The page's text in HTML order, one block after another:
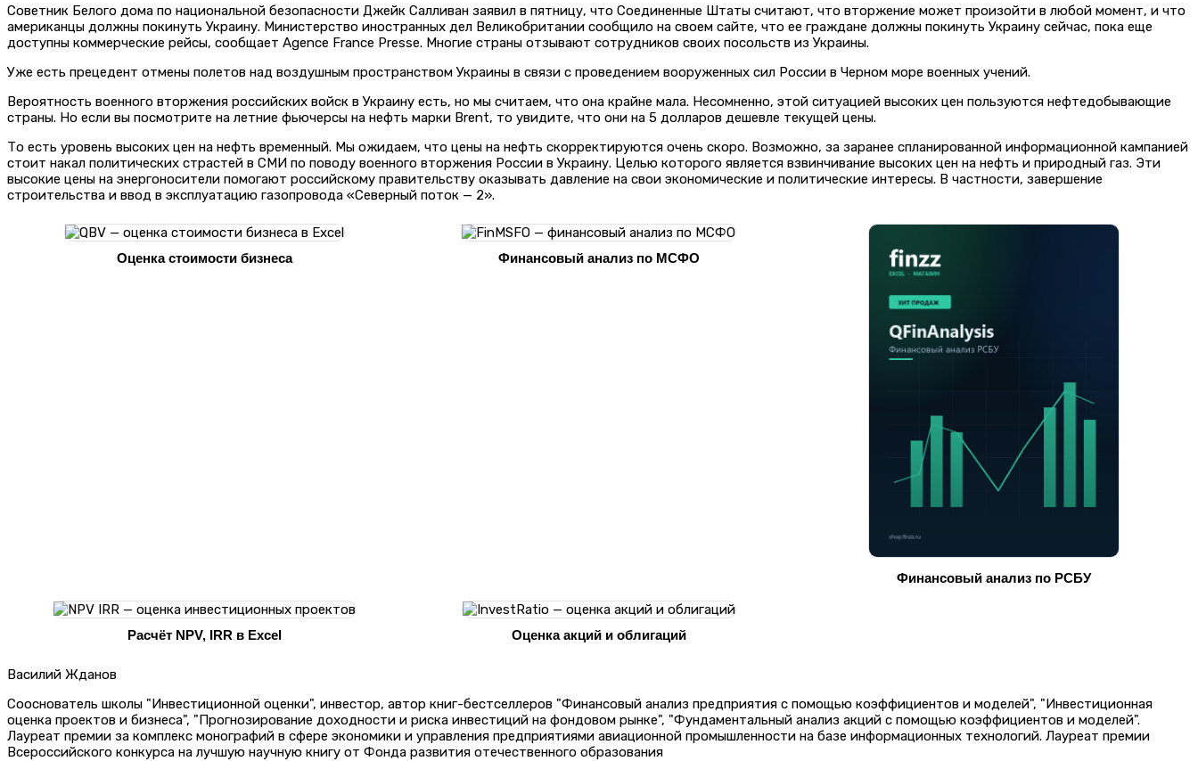
Советник Белого дома по национальной безопасности Джейк Салливан заявил в пятницу, что Соединенные Штаты считают, что вторжение может произойти в любой момент, и что
американцы должны покинуть Украину. Министерство иностранных дел Великобритании сообщило на своем сайте, что ее граждане должны покинуть Украину сейчас, пока еще
доступны коммерческие рейсы, сообщает Agence France Presse. Многие страны отзывают сотрудников своих посольств из Украины.
Уже есть прецедент отмены полетов над воздушным пространством Украины в связи с проведением вооруженных сил России в Черном море военных учений.
Вероятность военного вторжения российских войск в Украину есть, но мы считаем, что она крайне мала. Несомненно, этой ситуацией высоких цен пользуются нефтедобывающие
страны. Но если вы посмотрите на летние фьючерсы на нефть марки Brent, то увидите, что они на 5 долларов дешевле текущей цены.
То есть уровень высоких цен на нефть временный. Мы ожидаем, что цены на нефть скорректируются очень скоро. Возможно, за заранее спланированной информационной кампанией
стоит накал политических страстей в СМИ по поводу военного вторжения России в Украину. Целью которого является взвинчивание высоких цен на нефть и природный газ. Эти
высокие цены на энергоносители помогают российскому правительству оказывать давление на свои экономические и политические интересы. В частности, завершение
строительства и ввод в эксплуатацию газопровода «Северный поток — 2».
Оценка стоимости бизнеса Финансовый анализ по МСФО
Финансовый анализ по РСБУ
Расчёт NPV, IRR в Excel Оценка акций и облигаций
Василий Жданов
Сооснователь школы "Инвестиционной оценки", инвестор, автор книг-бестселлеров "Финансовый анализ предприятия с помощью коэффициентов и моделей", "Инвестиционная
оценка проектов и бизнеса", "Прогнозирование доходности и риска инвестиций на фондовом рынке", "Фундаментальный анализ акций с помощью коэффициентов и моделей".
Лауреат премии за комплекс монографий в сфере экономики и управления предприятиями авиационной промышленности на базе информационных технологий. Лауреат премии
Всероссийского конкурса на лучшую научную книгу от Фонда развития отечественного образования